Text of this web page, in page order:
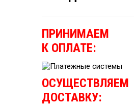
ПРИНИМАЕМ
К ОПЛАТЕ:
ОСУЩЕСТВЛЯЕМ
ДОСТАВКУ: